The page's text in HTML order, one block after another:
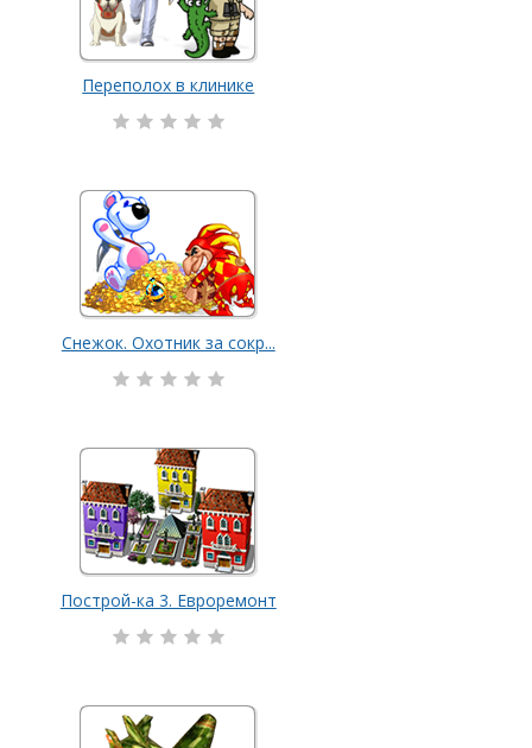
Переполох в клинике
Снежок. Охотник за сокр...
Построй-ка 3. Евроремонт